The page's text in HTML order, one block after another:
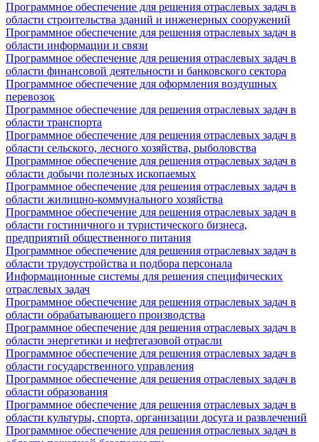
Программное обеспечение для решения отраслевых задач в
области строительства зданий и инженерных сооружений
Программное обеспечение для решения отраслевых задач в
области информации и связи
Программное обеспечение для решения отраслевых задач в
области финансовой деятельности и банковского сектора
Программное обеспечение для оформления воздушных
перевозок
Программное обеспечение для решения отраслевых задач в
области транспорта
Программное обеспечение для решения отраслевых задач в
области сельского, лесного хозяйства, рыболовства
Программное обеспечение для решения отраслевых задач в
области добычи полезных ископаемых
Программное обеспечение для решения отраслевых задач в
области жилищно-коммунального хозяйства
Программное обеспечение для решения отраслевых задач в
области гостиничного и туристического бизнеса,
предприятий общественного питания
Программное обеспечение для решения отраслевых задач в
области трудоустройства и подбора персонала
Информационные системы для решения специфических
отраслевых задач
Программное обеспечение для решения отраслевых задач в
области обрабатывающего производства
Программное обеспечение для решения отраслевых задач в
области энергетики и нефтегазовой отрасли
Программное обеспечение для решения отраслевых задач в
области государственного управления
Программное обеспечение для решения отраслевых задач в
области образования
Программное обеспечение для решения отраслевых задач в
области культуры, спорта, организации досуга и развлечений
Программное обеспечение для решения отраслевых задач в